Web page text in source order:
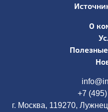
О
+7
г. Москва, 119270,